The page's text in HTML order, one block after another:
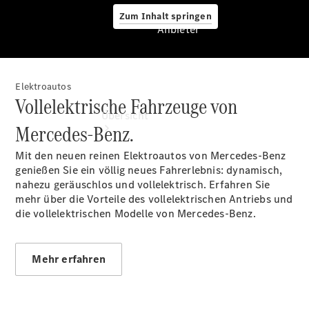
Zum Inhalt springen
Übersicht
Ansprechpartner
finden
Anbieter
Elektroautos
Vollelektrische Fahrzeuge von
Mercedes-Benz.
Mit den neuen reinen Elektroautos von Mercedes-Benz
genießen Sie ein völlig neues Fahrerlebnis: dynamisch,
nahezu geräuschlos und vollelektrisch. Erfahren Sie
mehr über die Vorteile des vollelektrischen Antriebs und
die vollelektrischen Modelle von Mercedes-Benz.
Mehr erfahren